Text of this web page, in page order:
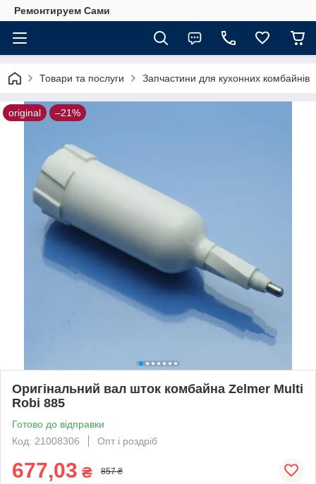
Ремонтируем Сами
Товари та послуги Запчастини для кухонних комбайнів
original –21%
Оригінальний вал шток комбайна Zelmer Multi
Robi 885
Готово до відправки
Код: 21008306
Опт і роздріб
677,03 ₴ 857 ₴